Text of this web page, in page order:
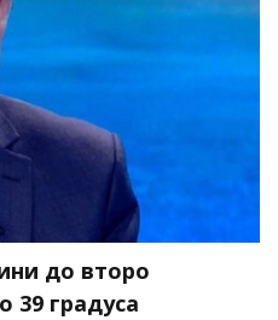
до второ
39 градуса